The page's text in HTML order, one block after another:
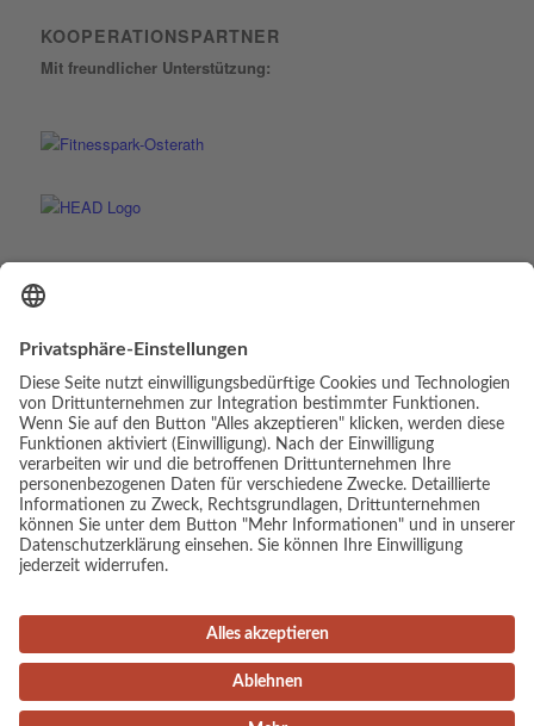
KOOPERATIONSPARTNER
Mit freundlicher Unterstützung:
© Copyright - Luis Elias | Webdesign & Umsetzung:cambium digital